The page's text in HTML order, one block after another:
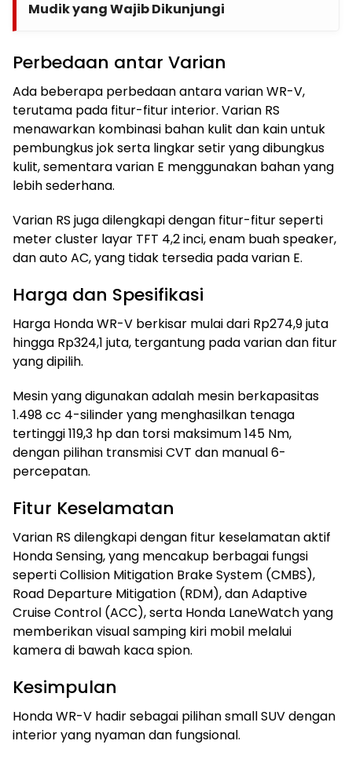
Mudik yang Wajib Dikunjungi
Perbedaan antar Varian
Ada beberapa perbedaan antara varian WR-V,
terutama pada fitur-fitur interior. Varian RS
menawarkan kombinasi bahan kulit dan kain untuk
pembungkus jok serta lingkar setir yang dibungkus
kulit, sementara varian E menggunakan bahan yang
lebih sederhana.
Varian RS juga dilengkapi dengan fitur-fitur seperti
meter cluster layar TFT 4,2 inci, enam buah speaker,
dan auto AC, yang tidak tersedia pada varian E.
Harga dan Spesifikasi
Harga Honda WR-V berkisar mulai dari Rp274,9 juta
hingga Rp324,1 juta, tergantung pada varian dan fitur
yang dipilih.
Mesin yang digunakan adalah mesin berkapasitas
1.498 cc 4-silinder yang menghasilkan tenaga
tertinggi 119,3 hp dan torsi maksimum 145 Nm,
dengan pilihan transmisi CVT dan manual 6-
percepatan.
Fitur Keselamatan
Varian RS dilengkapi dengan fitur keselamatan aktif
Honda Sensing, yang mencakup berbagai fungsi
seperti Collision Mitigation Brake System (CMBS),
Road Departure Mitigation (RDM), dan Adaptive
Cruise Control (ACC), serta Honda LaneWatch yang
memberikan visual samping kiri mobil melalui
kamera di bawah kaca spion.
Kesimpulan
Honda WR-V hadir sebagai pilihan small SUV dengan
interior yang nyaman dan fungsional.